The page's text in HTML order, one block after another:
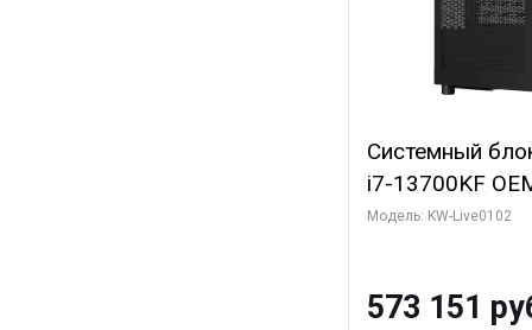
Системный
i7-13700KF
7, C16 8EC/
Turbo/ 960 ГБ
Модель: KW-Live0102
573 151